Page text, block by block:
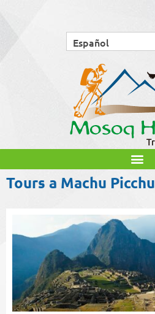
Español
Tours a Machu Picchu